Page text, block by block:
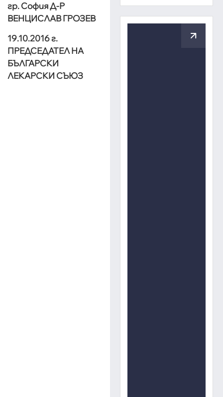
гр. София Д-Р
ВЕНЦИСЛАВ ГРОЗЕВ
19.10.2016 г.
ПРЕДСЕДАТЕЛ НА
БЪЛГАРСКИ
ЛЕКАРСКИ СЪЮЗ